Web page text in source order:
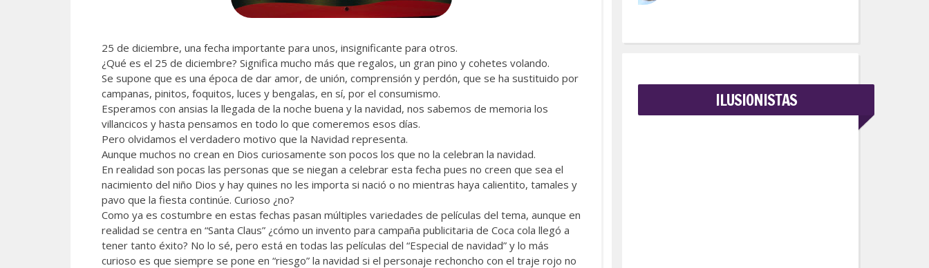
25 de diciembre, una fecha importante para unos, insignificante para otros.
¿Qué es el 25 de diciembre? Significa mucho más que regalos, un gran pino y cohetes volando.
Se supone que es una época de dar amor, de unión, comprensión y perdón, que se ha sustituido por
campanas, pinitos, foquitos, luces y bengalas, en sí, por el consumismo.
Esperamos con ansias la llegada de la noche buena y la navidad, nos sabemos de memoria los
villancicos y hasta pensamos en todo lo que comeremos esos días.
Pero olvidamos el verdadero motivo que la Navidad representa.
Aunque muchos no crean en Dios curiosamente son pocos los que no la celebran la navidad.
En realidad son pocas las personas que se niegan a celebrar esta fecha pues no creen que sea el
nacimiento del niño Dios y hay quines no les importa si nació o no mientras haya calientito, tamales y
pavo que la fiesta continúe. Curioso ¿no?
Como ya es costumbre en estas fechas pasan múltiples variedades de películas del tema, aunque en
realidad se centra en “Santa Claus” ¿cómo un invento para campaña publicitaria de Coca cola llegó a
tener tanto éxito? No lo sé, pero está en todas las películas del “Especial de navidad” y lo más
curioso es que siempre se pone en “riesgo” la navidad si el personaje rechoncho con el traje rojo no
ILUSIONISTAS